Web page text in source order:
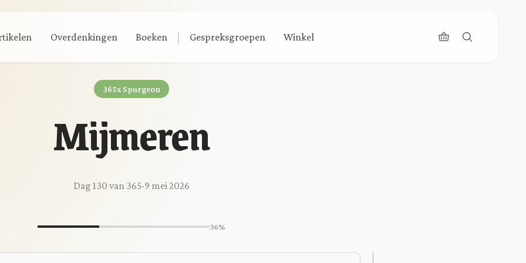
Overdenkingen Boeken | Gespreksgroepen Winkel
365x Spurgeon
Mijmeren
Dag 130 van 365·9 mei 2026
36%